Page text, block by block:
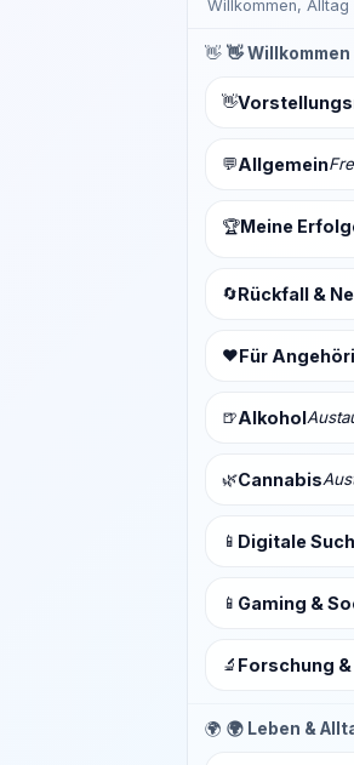
Willkommen, Alltag
👋 👋 Willkommen
👋
💬Allgemein
🏆Meine
🔄Rückfall &
❤️Für
🍺Alkohol
🌿Cannabis
📱 Digitale
📱 Gaming &
🔬 Forschung
🌍 🌍 Leben &